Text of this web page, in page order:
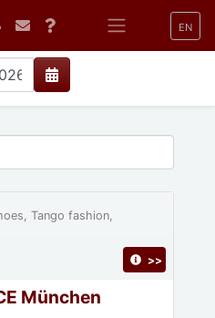
EN
München
Tango fashion,
>>